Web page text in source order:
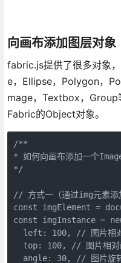
向画布添加图层对象
fabric.js提供了很多对象
e，Ellipse，Polygon，
mage，Textbox，Group
Fabric的Object对象。
/**
* 如何向画布添加一个
*/
// 方式一（通过img元素添
const imgElement =
const imgInstance =
left: 100, // 图片相
top: 100, // 图片相对
angle: 30, // 图片旋